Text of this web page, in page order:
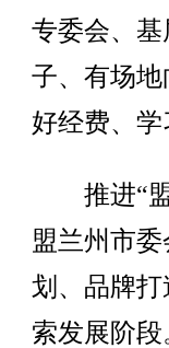
专委会、
子、有场
好经费、学
推进“盟
盟兰州市
划、品牌
索发展阶